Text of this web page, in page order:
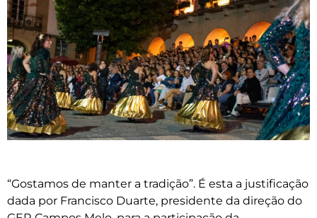
“Gostamos de manter a tradição”. É esta a justificação
dada por Francisco Duarte, presidente da direção do